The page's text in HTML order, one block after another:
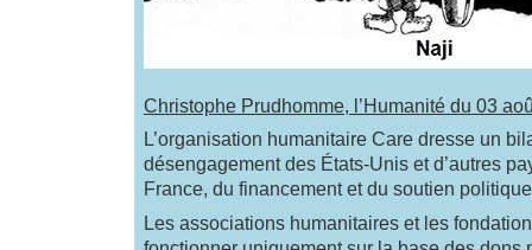
Christophe Prudhomme, l’Humanité du 03
L’organisation humanitaire Care dresse un
désengagement des États-Unis et d’autres
France, du financement et du soutien
Les associations humanitaires et les